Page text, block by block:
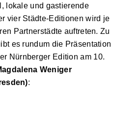
lokale und gastierende
vier Städte-Editionen wird je
Partnerstädte auftreten. Zu
es rundum die Präsentation
Nürnberger Edition am 10.
Weniger
: